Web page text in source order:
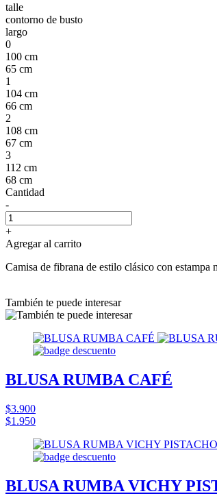
talle
contorno de busto
largo
0
100 cm
65 cm
1
104 cm
66 cm
2
108 cm
67 cm
3
112 cm
68 cm
Cantidad
-
+
Agregar al carrito
Camisa de fibrana de estilo clásico con estampa
También te puede interesar
BLUSA RUMBA CAFÉ
$3.900
$1.950
BLUSA RUMBA VICHY